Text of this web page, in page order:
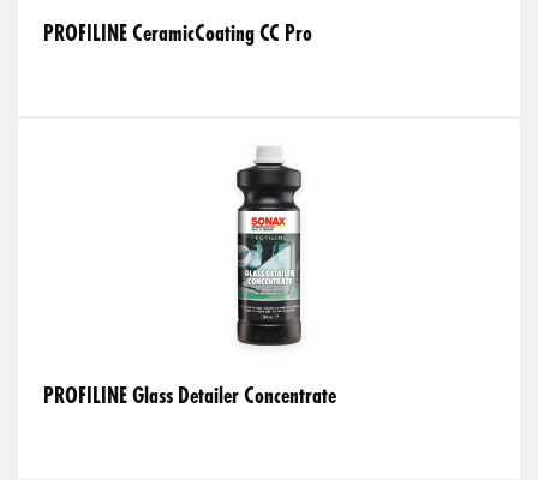
PROFILINE CeramicCoating CC Pro
PROFILINE Glass Detailer Concentrate